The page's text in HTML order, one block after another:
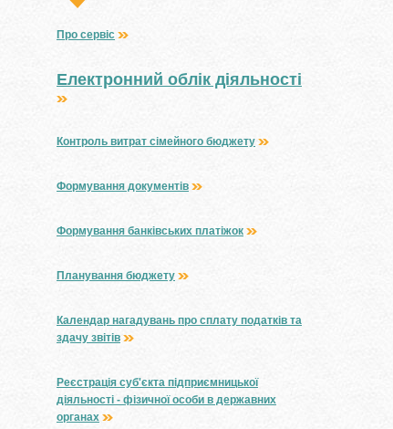
Про сервіс
Електронний облік діяльності
Контроль витрат сімейного бюджету
Формування документів
Формування банківських платіжок
Планування бюджету
Календар нагадувань про сплату податків та
здачу звітів
Реєстрація суб'єкта підприємницької
діяльності - фізичної особи в державних
органах